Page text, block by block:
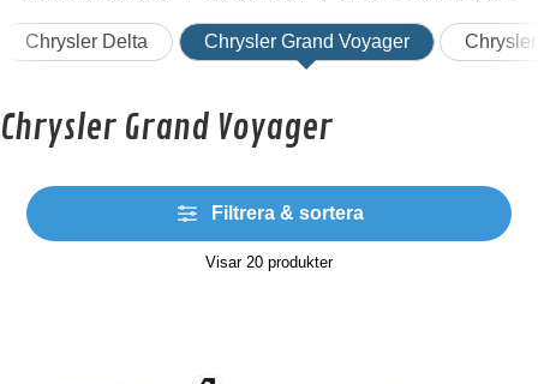
Chrysler Delta Chrysler Grand Voyager
Chrysler Grand Voyager
Filtrera & sortera
Visar 20 produkter